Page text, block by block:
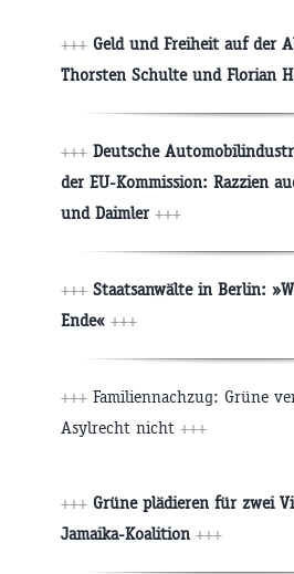
+++ Geld und Freiheit auf der
Thorsten Schulte und Florian
+++ Deutsche
der EU-Kommission: Razzien
und Daimler +++
+++ Staatsanwälte in Berlin:
Ende« +++
+++ Familiennachzug: Grüne
Asylrecht nicht +++
+++ Grüne plädieren für zwei
Jamaika-Koalition +++